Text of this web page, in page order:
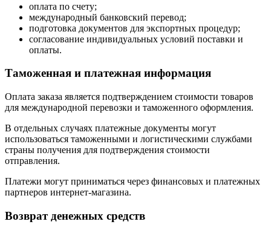
оплата по счету;
международный банковский перевод;
подготовка документов для экспортных процедур;
согласование индивидуальных условий поставки и
оплаты.
Таможенная и платежная информация
Оплата заказа является подтверждением стоимости товаров
для международной перевозки и таможенного оформления.
В отдельных случаях платежные документы могут
использоваться таможенными и логистическими службами
страны получения для подтверждения стоимости
отправления.
Платежи могут приниматься через финансовых и платежных
партнеров интернет-магазина.
Возврат денежных средств